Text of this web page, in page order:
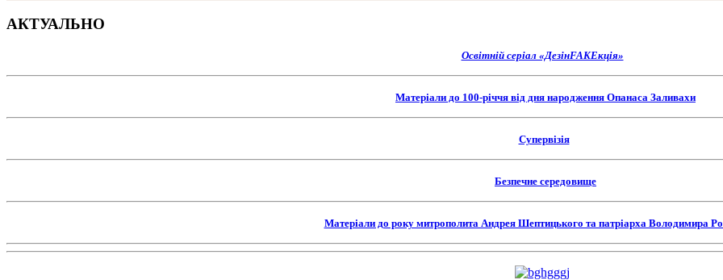
АКТУАЛЬНО
Освітній серіал «ДезінFAKEкція»
Матеріали до 100-річчя від дня народження Опанаса Заливахи
Супервізія
Безпечне середовище
Матеріали до року митрополита Андрея Шептицького та патріарха Володимира